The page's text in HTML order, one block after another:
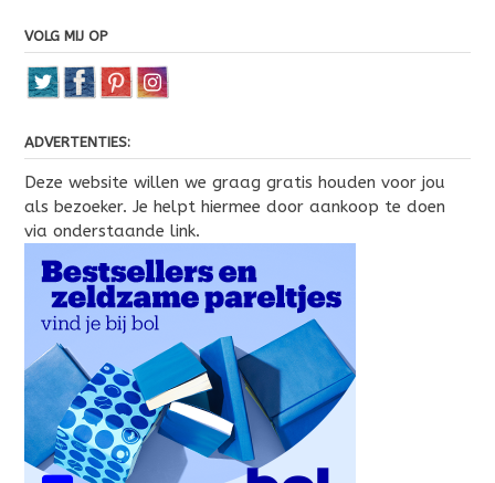
VOLG MIJ OP
ADVERTENTIES:
Deze website willen we graag gratis houden voor jou
als bezoeker. Je helpt hiermee door aankoop te doen
via onderstaande link.